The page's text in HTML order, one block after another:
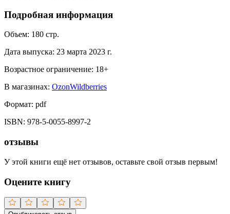
Подробная информация
Объем: 180 стр.
Дата выпуска: 23 марта 2023 г.
Возрастное ограничение: 18+
В магазинах: OzonWildberries
Формат: pdf
ISBN: 978-5-0055-8997-2
отзывы
У этой книги ещё нет отзывов, оставьте свой отзыв первым!
Оцените книгу